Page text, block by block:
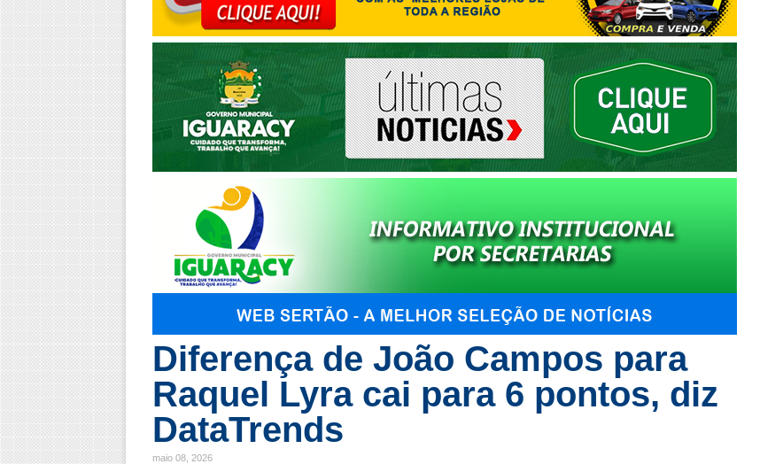
Diferença de João Campos para
Raquel Lyra cai para 6 pontos, diz
DataTrends
maio 08, 2026